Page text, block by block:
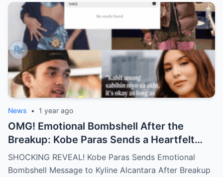
News • 1 year ago
OMG! Emotional Bombshell After the
Breakup: Kobe Paras Sends a Heartfelt
Message to Kyline Alcantara – His Words
Will Leave You Stunned and Speechless!
SHOCKING REVEAL! Kobe Paras Sends Emotional
Bombshell Message to Kyline Alcantara After Breakup